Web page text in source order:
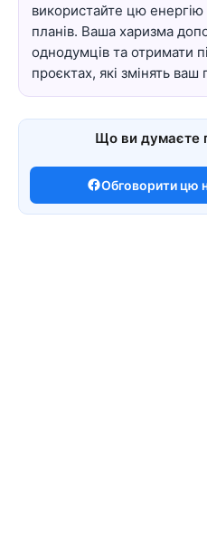
використайте цю енергію
планів. Ваша харизма
однодумців та отримати
проєктах, які змінять ваш
Що ви думаєте
Обговорити цю